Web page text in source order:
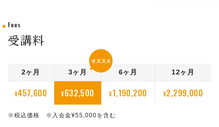
Fees
受講料
2ヶ月 3ヶ月 6ヶ月 12ヶ月
¥457,600 ¥632,500 ¥1,190,200 ¥2,299,000
※税込価格 ※入会金¥55,000を含む